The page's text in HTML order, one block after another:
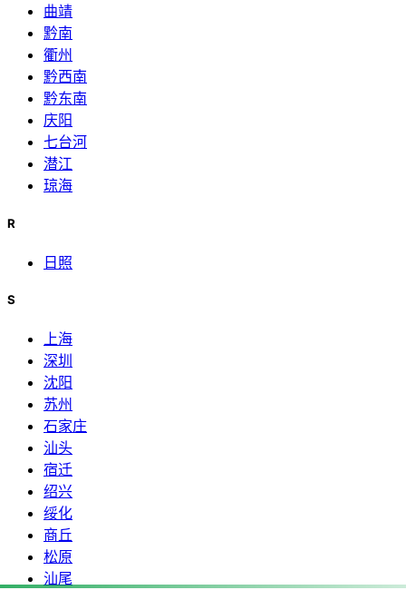
曲靖
黔南
衢州
黔西南
黔东南
庆阳
七台河
潜江
琼海
R
日照
S
上海
深圳
沈阳
苏州
石家庄
汕头
宿迁
绍兴
绥化
商丘
松原
汕尾